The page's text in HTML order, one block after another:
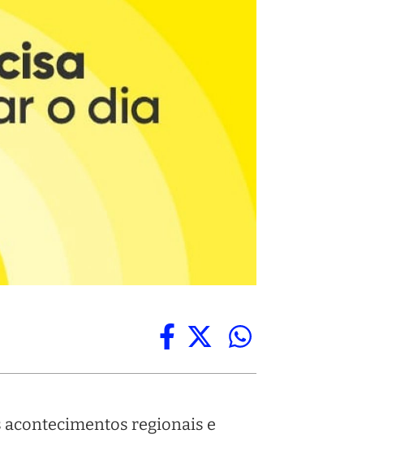
acontecimentos regionais e